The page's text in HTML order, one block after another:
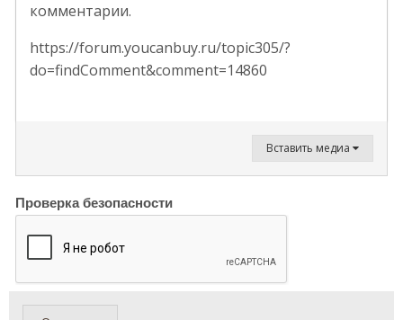
комментарии.
https://forum.youcanbuy.ru/topic305/?
do=findComment&comment=14860
Вставить медиа
Проверка безопасности